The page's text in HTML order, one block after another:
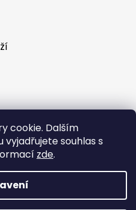
cookie. Dalším
souhlas s
zde.